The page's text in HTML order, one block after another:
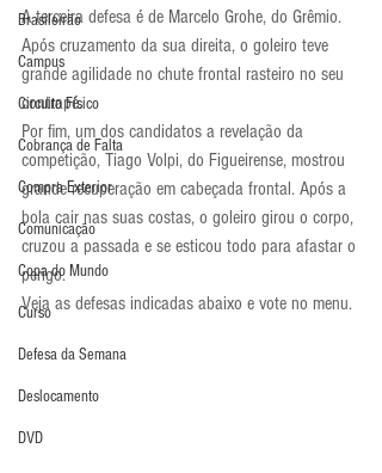
Brasileirão
Campus
Circuito Físico
Cobrança de Falta
Compra Exterior
Comunicação
Copa do Mundo
Curso
Defesa da Semana
Deslocamento
DVD
A terceira defesa é de Marcelo Grohe, do Grêmio.
Após cruzamento da sua direita, o goleiro teve
grande agilidade no chute frontal rasteiro no seu
contrapé.
Por fim, um dos candidatos a revelação da
competição, Tiago Volpi, do Figueirense, mostrou
grande recuperação em cabeçada frontal. Após a
bola cair nas suas costas, o goleiro girou o corpo,
cruzou a passada e se esticou todo para afastar o
perigo.
Veja as defesas indicadas abaixo e vote no menu.